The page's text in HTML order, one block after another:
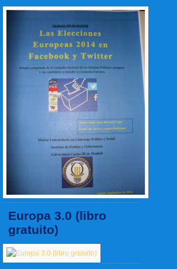
Europa 3.0 (libro
gratuito)